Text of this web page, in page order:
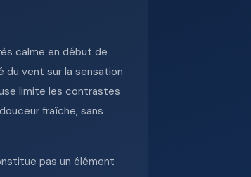
calme en début de
du vent sur la sensation
limite les contrastes
fraîche, sans
pas un élément